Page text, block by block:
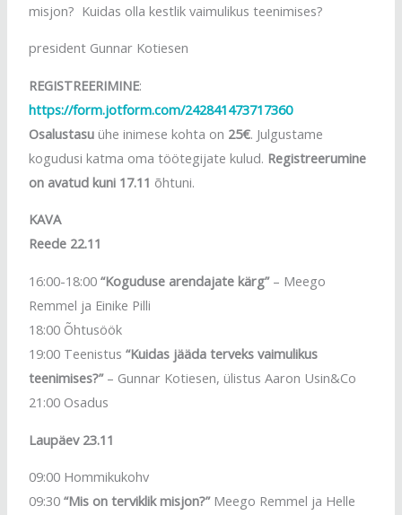
misjon? Kuidas olla kestlik vaimulikus teenimises?
president Gunnar Kotiesen
REGISTREERIMINE:
https://form.jotform.com/242841473717360
Osalustasu ühe inimese kohta on 25€. Julgustame
kogudusi katma oma töötegijate kulud. Registreerumine
on avatud kuni 17.11 õhtuni.
KAVA
Reede 22.11
16:00-18:00“Koguduse arendajate kärg”– Meego
Remmel ja Einike Pilli
18:00 Õhtusöök
19:00 Teenistus“Kuidas jääda terveks vaimulikus
teenimises?”– Gunnar Kotiesen, ülistus Aaron Usin&Co
21:00 Osadus
Laupäev 23.11
09:00 Hommikukohv
09:30“Mis on terviklik misjon?”Meego Remmel ja Helle